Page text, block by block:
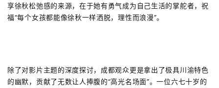
享徐秋松弛感的来源，在于她有勇气成为自己生活的掌舵者，祝
福“每个女孩都能像徐秋一样洒脱，理性而浪漫”。
除了对影片主题的深度探讨，成都观众更是拿出了极具川渝特色
的幽默，贡献了无数让人捧腹的“高光名场面”。一位六七十岁的